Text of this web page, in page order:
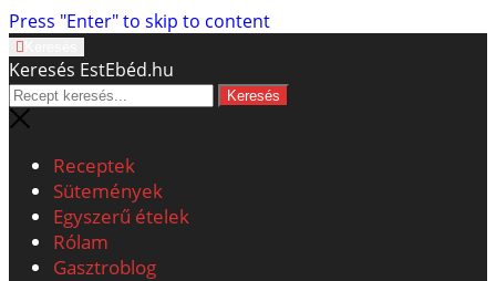
Press "Enter" to skip to content
Keresés EstEbéd.hu
Receptek
Sütemények
Egyszerű ételek
Rólam
Gasztroblog